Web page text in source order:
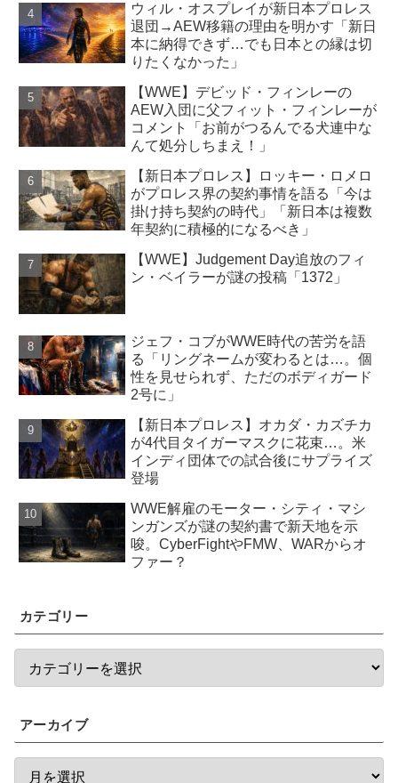
ウィル・オスプレイが新日本プロレス
退団→AEW移籍の理由を明かす「新日
本に納得できず…でも日本との縁は切
りたくなかった」
【WWE】デビッド・フィンレーの
AEW入団に父フィット・フィンレーが
コメント「お前がつるんでる犬連中な
んて処分しちまえ！」
【新日本プロレス】ロッキー・ロメロ
がプロレス界の契約事情を語る「今は
掛け持ち契約の時代」「新日本は複数
年契約に積極的になるべき」
【WWE】Judgement Day追放のフィ
ン・ベイラーが謎の投稿「1372」
ジェフ・コブがWWE時代の苦労を語
る「リングネームが変わるとは…。個
性を見せられず、ただのボディガード
2号に」
【新日本プロレス】オカダ・カズチカ
が4代目タイガーマスクに花束…。米
インディ団体での試合後にサプライズ
登場
WWE解雇のモーター・シティ・マシ
ンガンズが謎の契約書で新天地を示
唆。CyberFightやFMW、WARからオ
ファー？
カテゴリー
アーカイブ